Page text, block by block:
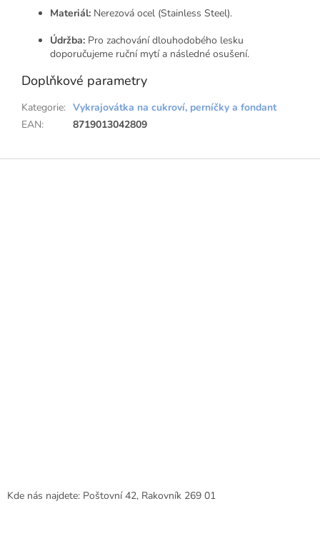
Materiál: Nerezová ocel (Stainless Steel).
Údržba: Pro zachování dlouhodobého lesku
doporučujeme ruční mytí a následné osušení.
Doplňkové parametry
Kategorie: Vykrajovátka na cukroví, perníčky a fondant
EAN: 8719013042809
Z
Kde nás najdete: Poštovní 42, Rakovník 269 01